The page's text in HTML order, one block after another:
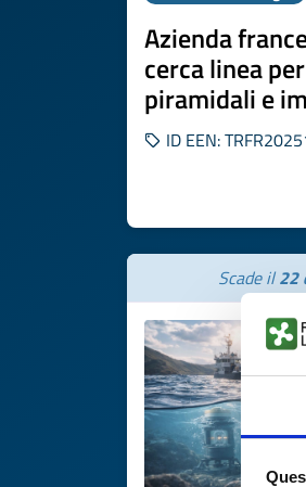
Azienda
cerca linea
piramidali e
ID EEN:
Scade il22